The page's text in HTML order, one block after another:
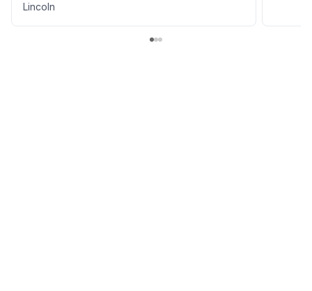
Lincoln